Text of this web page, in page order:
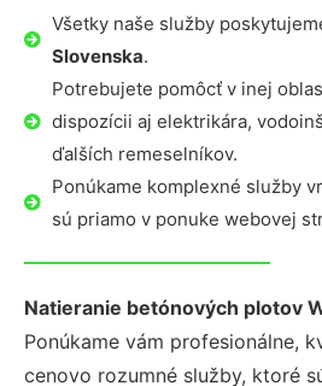
Všetky naše služby
Slovenska.
Potrebujete pomôcť v inej
dispozícii aj elektrikára,
ďalších remeselníkov.
Ponúkame komplexné služby
sú priamo v ponuke webovej
Natieranie betónových plotov
Ponúkame vám profesionálne,
cenovo rozumné služby, ktoré